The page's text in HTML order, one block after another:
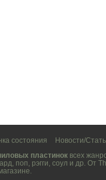
состояния Новости/
пластинок всех
, поп, рэгги, соул и др. От